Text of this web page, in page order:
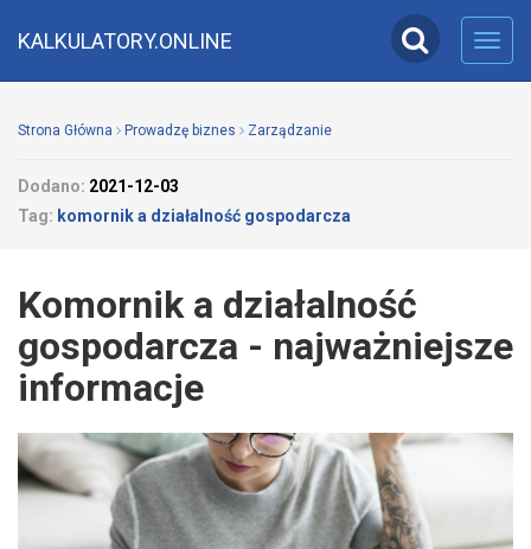
KALKULATORY.ONLINE
Strona Główna Prowadzę biznes Zarządzanie
Dodano: 2021-12-03
Tag: komornik a działalność gospodarcza
Komornik a działalność
gospodarcza - najważniejsze
informacje